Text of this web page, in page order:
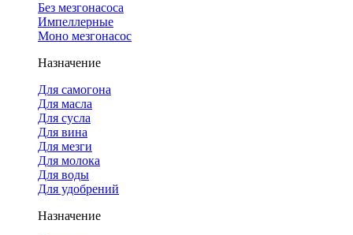
Без мезгонасоса
Импеллерные
Моно мезгонасос
Назначение
Для самогона
Для масла
Для сусла
Для вина
Для мезги
Для молока
Для воды
Для удобрений
Назначение